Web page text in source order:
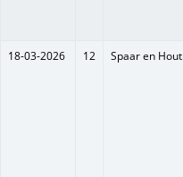
18-03-2026 12 Spaar en Hout